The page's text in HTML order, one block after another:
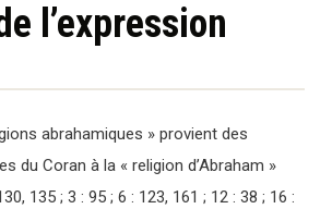
l’expression
abrahamiques » provient des
du Coran à la « religion d’Abraham »
135 ; 3 : 95 ; 6 : 123, 161 ; 12 : 38 ; 16 :